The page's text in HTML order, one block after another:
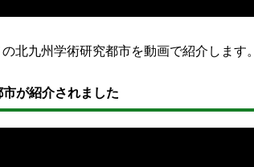
北九州学術研究都市を動画で紹介します。
が紹介されました